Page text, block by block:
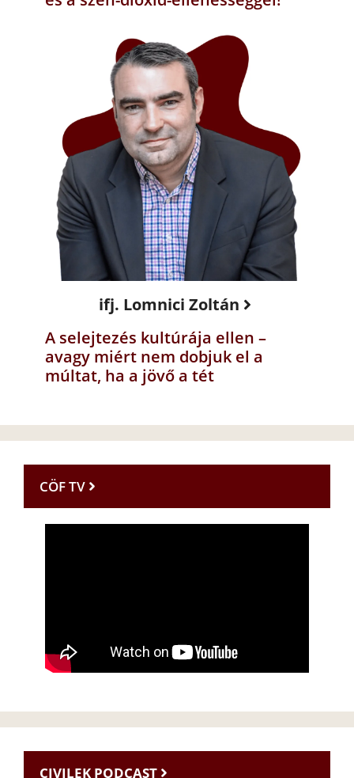
ifj. Lomnici Zoltán
A selejtezés kultúrája ellen –
avagy miért nem dobjuk el a
múltat, ha a jövő a tét
CÖF TV
CIVILEK PODCAST